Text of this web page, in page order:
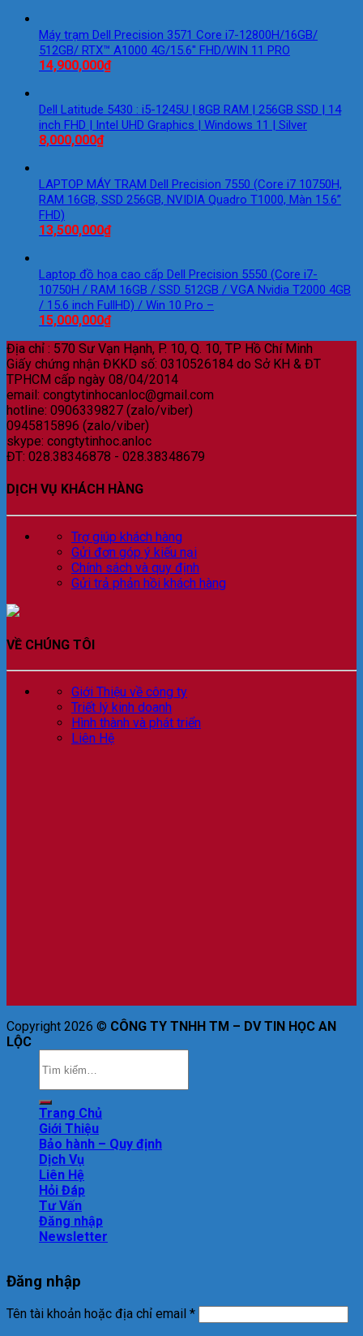
Máy trạm Dell Precision 3571 Core i7-12800H/16GB/
512GB/ RTX™ A1000 4G/15.6″ FHD/WIN 11 PRO
14,900,000₫
Dell Latitude 5430 : i5-1245U | 8GB RAM | 256GB SSD | 14
inch FHD | Intel UHD Graphics | Windows 11 | Silver
8,000,000₫
LAPTOP MÁY TRẠM Dell Precision 7550 (Core i7 10750H,
RAM 16GB, SSD 256GB, NVIDIA Quadro T1000, Màn 15.6”
FHD)
13,500,000₫
Laptop đồ họa cao cấp Dell Precision 5550 (Core i7-
10750H / RAM 16GB / SSD 512GB / VGA Nvidia T2000 4GB
/ 15.6 inch FullHD) / Win 10 Pro –
15,000,000₫
Địa chỉ : 570 Sư Vạn Hạnh, P. 10, Q. 10, TP Hồ Chí Minh
Giấy chứng nhận ĐKKD số: 0310526184 do Sở KH & ĐT
TPHCM cấp ngày 08/04/2014
email: congtytinhocanloc@gmail.com
hotline: 0906339827 (zalo/viber)
0945815896 (zalo/viber)
skype: congtytinhoc.anloc
ĐT: 028.38346878 - 028.38348679
DỊCH VỤ KHÁCH HÀNG
Trợ giúp khách hàng
Gửi đơn góp ý kiếu nại
Chính sách và quy định
Gửi trả phản hồi khách hàng
VỀ CHÚNG TÔI
Giới Thiệu về công ty
Triết lý kinh doanh
Hình thành và phát triển
Liên Hệ
Copyright 2026 © CÔNG TY TNHH TM – DV TIN HỌC AN
LỘC
Trang Chủ
Giới Thiệu
Bảo hành – Quy định
Dịch Vụ
Liên Hệ
Hỏi Đáp
Tư Vấn
Đăng nhập
Newsletter
Đăng nhập
Tên tài khoản hoặc địa chỉ email *